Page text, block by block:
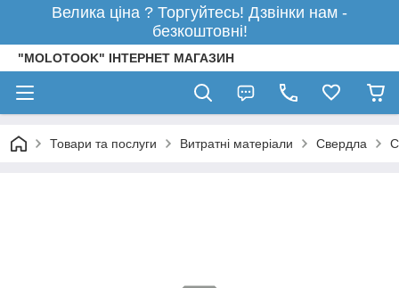
Велика ціна ? Торгуйтесь! Дзвінки нам -
безкоштовні!
"MOLOTOOK" ІНТЕРНЕТ МАГАЗИН
Товари та послуги Витратні матеріали Свердла